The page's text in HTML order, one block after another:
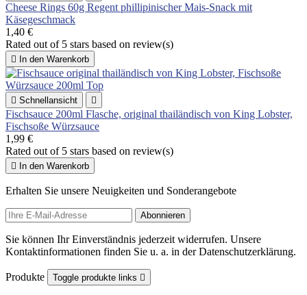
Cheese Rings 60g Regent phillipinischer Mais-Snack mit
Käsegeschmack
1,40 €
Rated out of 5 stars based on review(s)
 In den Warenkorb
 Schnellansicht 
Fischsauce 200ml Flasche, original thailändisch von King Lobster,
Fischsoße Würzsauce
1,99 €
Rated out of 5 stars based on review(s)
 In den Warenkorb
Erhalten Sie unsere Neuigkeiten und Sonderangebote
Sie können Ihr Einverständnis jederzeit widerrufen. Unsere
Kontaktinformationen finden Sie u. a. in der Datenschutzerklärung.
Produkte Toggle produkte links 